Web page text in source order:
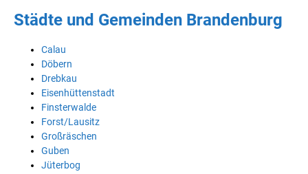
Städte und Gemeinden Brandenburg
Calau
Döbern
Drebkau
Eisenhüttenstadt
Finsterwalde
Forst/Lausitz
Großräschen
Guben
Jüterbog